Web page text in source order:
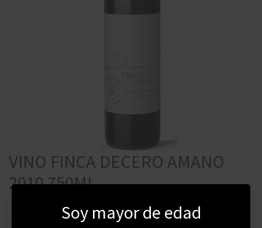
VINO FINCA DECERO AMANO
2010 750ML
Soy mayor de edad